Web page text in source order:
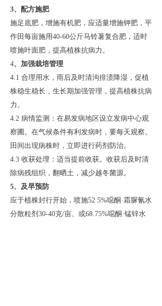
3、配方施肥
施足底肥，增施有机肥，应适量增施钾肥，平
作田每亩施用40-60公斤马铃薯复合肥，适时
喷施叶面肥，提高植株抗病力。
4、加强栽培管理
4.1 合理用水，雨后及时清沟排渍降湿，促植
株稳生稳长，生长期加强管理，提高植株抗病
力。
4.2 病情监测：在易发病地区设立发病中心观
察圃。在气候条件有利发病时，要每天观察。
田间出现病株时，立即进行药剂防治。
4.3 收获处理： 适当提前收获。收获后及时清
除病残组织，翻晒土，减少越冬菌源。
5、及早预防
应于植株封行开始，喷施52.5%噁酮·霜脲氰水
分散粒剂30-40克/亩、或68.75%噁酮·锰锌水